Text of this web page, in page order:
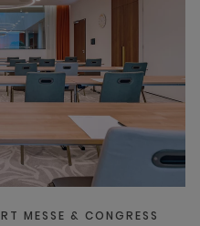
MESSE & CONGRESS